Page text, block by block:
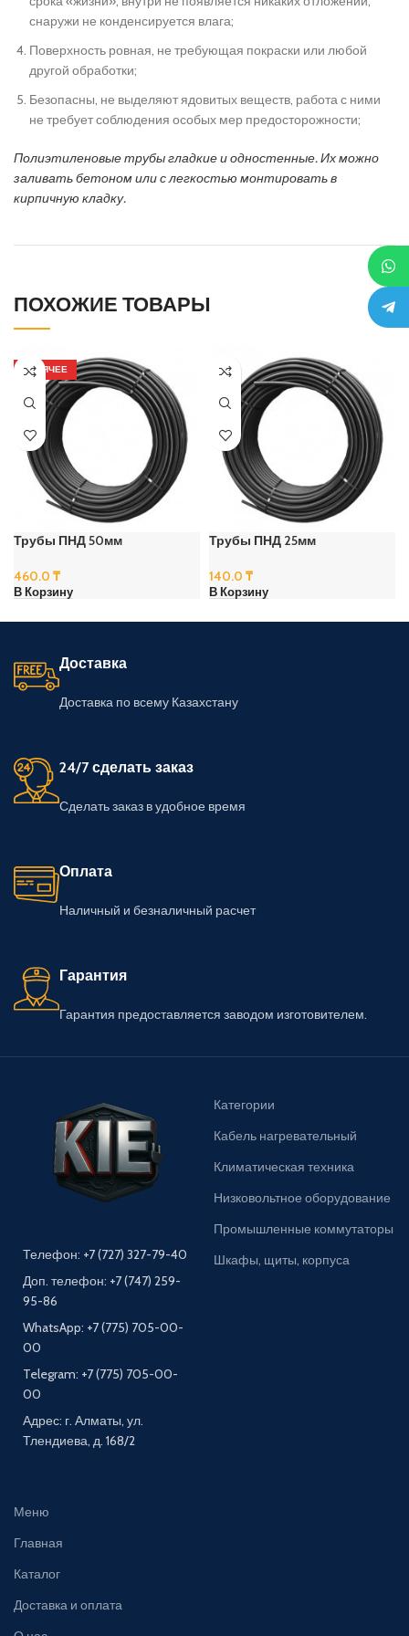
снаружи не конденсируется влага;
Поверхность ровная, не требующая покраски или любой
другой обработки;
Безопасны, не выделяют ядовитых веществ, работа с ними
не требует соблюдения особых мер предосторожности;
Полиэтиленовые трубы гладкие и одностенные. Их можно
заливать бетоном или с легкостью монтировать в
кирпичную кладку.
ПОХОЖИЕ ТОВАРЫ
ГОРЯЧЕЕ
Трубы ПНД 50мм
460.0 ₸
В Корзину
Трубы ПНД 25мм
140.0 ₸
В Корзину
Доставка
Доставка по всему Казахстану
24/7 сделать заказ
Сделать заказ в удобное время
Оплата
Наличный и безналичный расчет
Гарантия
Гарантия предоставляется заводом изготовителем.
Телефон: +7 (727) 327-79-40
Доп. телефон: +7 (747) 259-
95-86
WhatsApp: +7 (775) 705-00-
00
Telegram: +7 (775) 705-00-
00
Адрес: г. Алматы, ул.
Тлендиева, д. 168/2
Категории
Кабель нагревательный
Климатическая техника
Низковольтное оборудование
Промышленные коммутаторы
Шкафы, щиты, корпуса
Меню
Главная
Каталог
Доставка и оплата